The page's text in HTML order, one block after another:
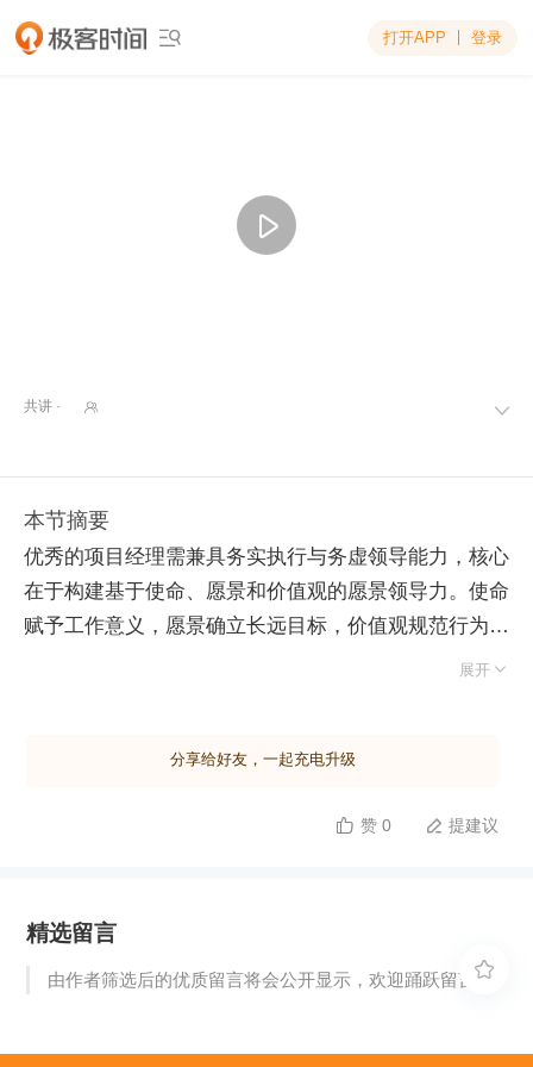
 打开APP 登录

共讲 · 
本节摘要
优秀的项目经理需兼具务实执行与务虚领导能力，核心
在于构建基于使命、愿景和价值观的愿景领导力。使命
赋予工作意义，愿景确立长远目标，价值观规范行为准
则，三者共同激发团队内在激情，超越单纯物质激励。
为“能力减干扰”，在个人能力恒定的前提下，清晰的项
理必须避免过早陷入具体计划，而应优先向团队阐明项
次，阐释行业驱动力与业务背景；再次，对标行业标准
与标杆企业；最后，深度洞察客户战略层面的业务需
展开 
分享给好友，一起充电升级
 赞 0  提建议
精选留言
由作者筛选后的优质留言将会公开显示，欢迎踊跃留言。
